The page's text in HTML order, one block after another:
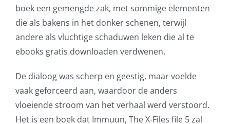
boek een gemengde zak, met sommige elementen
die als bakens in het donker schenen, terwijl
andere als vluchtige schaduwen leken die al te
ebooks gratis downloaden verdwenen.
De dialoog was scherp en geestig, maar voelde
vaak geforceerd aan, waardoor de anders
vloeiende stroom van het verhaal werd verstoord.
Het is een boek dat Immuun, The X-Files file 5 zal
incorporation
of
technology
gambling
has